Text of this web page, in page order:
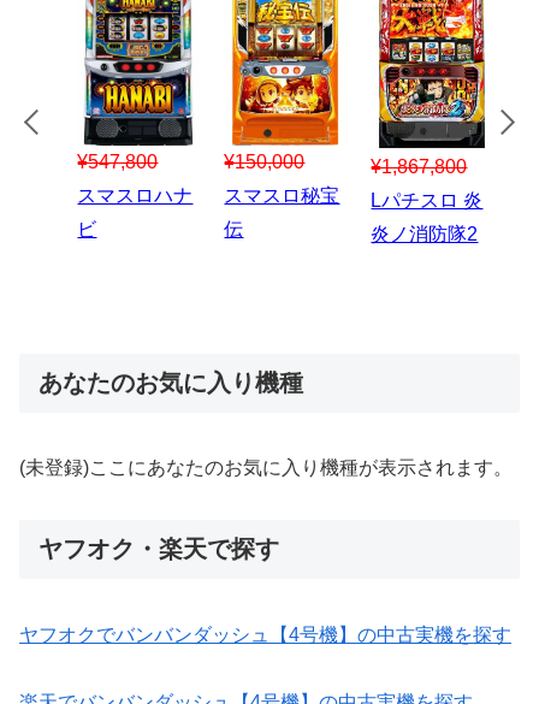
¥547,800
スマスロハナ
ビ
¥150,000
スマスロ秘宝
伝
¥1,867,800
Lパチスロ 炎
炎ノ消防隊2
あなたのお気に入り機種
(未登録)ここにあなたのお気に入り機種が表示されます。
ヤフオク・楽天で探す
ヤフオクでバンバンダッシュ【4号機】の中古実機を探す